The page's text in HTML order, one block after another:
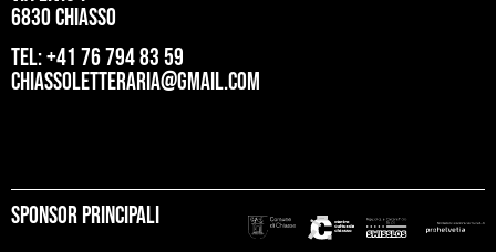
6830 Chiasso
tel: +41 76 794 83 59
chiassoletteraria@gmail.com
Sponsor principali